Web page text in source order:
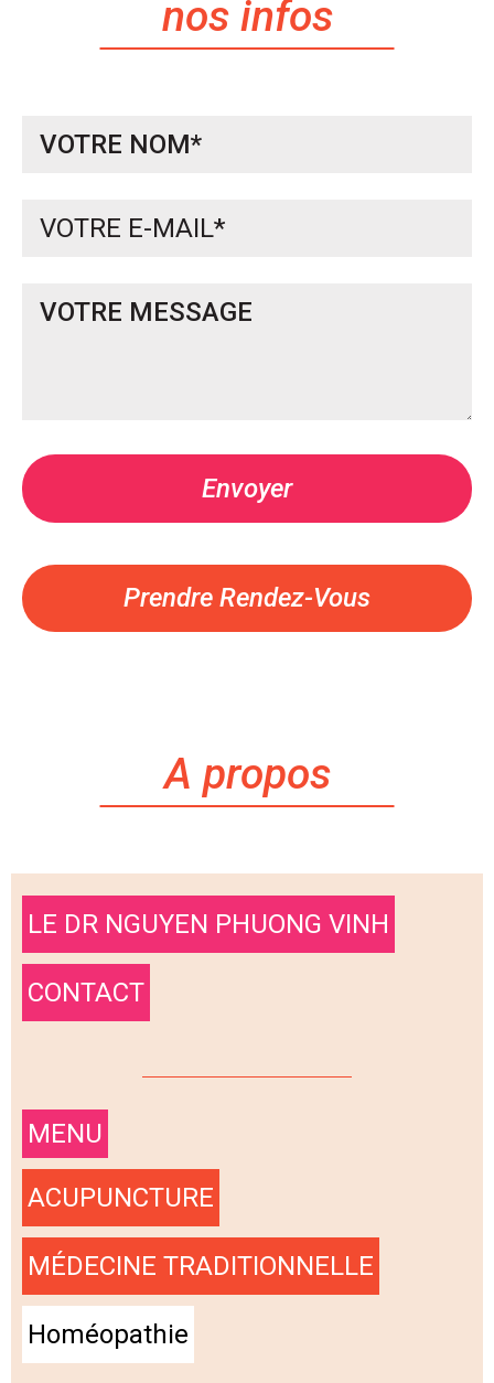
nos infos
Prendre Rendez-Vous
A propos
LE DR NGUYEN PHUONG VINH
CONTACT
MENU
ACUPUNCTURE
MÉDECINE TRADITIONNELLE
Homéopathie